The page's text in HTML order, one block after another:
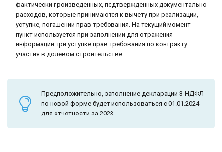
фактически произведенных, подтвержденных документально
расходов, которые принимаются к вычету при реализации,
уступке, погашении прав требования. На текущий момент
пункт используется при заполнении для отражения
информации при уступке прав требования по контракту
участия в долевом строительстве.
Предположительно, заполнение декларации 3-НДФЛ
по новой форме будет использоваться с 01.01.2024
для отчетности за 2023.